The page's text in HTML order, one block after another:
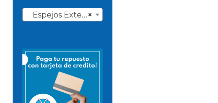
×
Espejos Exteriores